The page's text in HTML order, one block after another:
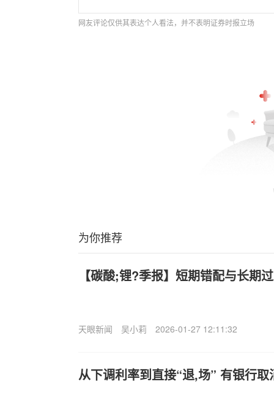
网友评论仅供其表达个人看法，并不表明证券时报立场
为你推荐
【碳酸;锂?季报】短期错配与长期
天眼新闻 吴小莉 2026-01-27 12:11:32
从下调利率到直接“退,场” 有银行